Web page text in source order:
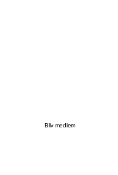
Bliv medlem